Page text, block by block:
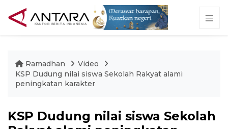
Ramadhan
Video
KSP Dudung nilai siswa Sekolah Rakyat alami
peningkatan karakter
KSP Dudung nilai siswa Sekolah